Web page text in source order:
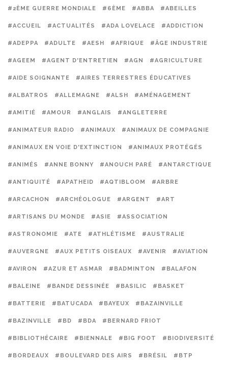
#2ÈME GUERRE MONDIALE #6ÈME #ABBA #ABEILLES
#ACCUEIL #ACTUALITÉS #ADA LOVELACE #ADDICTION
#ADEPPA #ADULTE #AESH #AFRIQUE #ÂGE INDUSTRIE
#AGEEM #AGENT D'ENTRETIEN #AGN #AGRICULTURE
#AIDE SOIGNANTE #AIRES TERRESTRES ÉDUCATIVES
#ALBATROS #ALLEMAGNE #ALSH #AMÉNAGEMENT
#AMITIÉ #AMOUR #ANGLAIS #ANGLETERRE
#ANIMATEUR RADIO #ANIMAUX #ANIMAUX DE COMPAGNIE
#ANIMAUX EN VOIE D'EXTINCTION #ANIMAUX PROTÉGÉS
#ANIMÉS #ANNE BONNY #ANOUCH PARÉ #ANTARCTIQUE
#ANTIQUITÉ #APATHEID #AQTIBLOOM #ARBRE
#ARCACHON #ARCHÉOLOGUE #ARGENT #ART
#ARTISANS DU MONDE #ASIE #ASSOCIATION
#ASTRONOMIE #ATE #ATHLÉTISME #AUSTRALIE
#AUVERGNE #AUX PETITS OISEAUX #AVENIR #AVIATION
#AVIRON #AZUR ET ASMAR #BADMINTON #BALAFON
#BALEINE #BANDE DESSINÉE #BASILIC #BASKET
#BATTERIE #BATUCADA #BAYEUX #BAZAINVILLE
#BAZINVILLE #BD #BDA #BERNARD FRIOT
#BIBLIOTHÉCAIRE #BIENNALE #BIG FOOT #BIODIVERSITÉ
#BORDEAUX #BOULEVARD DES AIRS #BRÉSIL #BTP